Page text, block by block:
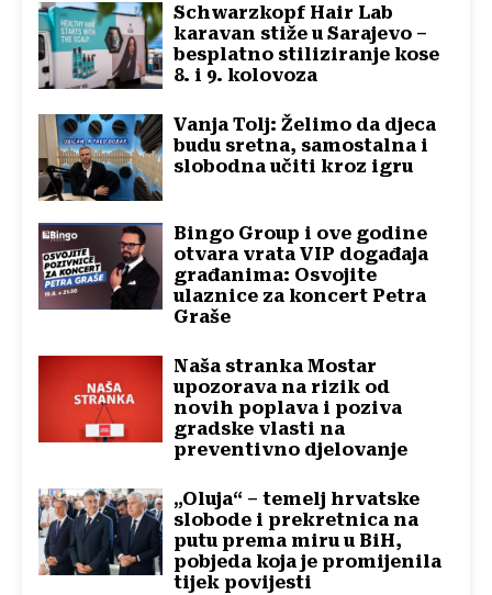
Schwarzkopf Hair Lab
karavan stiže u Sarajevo –
besplatno stiliziranje kose
8. i 9. kolovoza
Vanja Tolj: Želimo da djeca
budu sretna, samostalna i
slobodna učiti kroz igru
Bingo Group i ove godine
otvara vrata VIP događaja
građanima: Osvojite
ulaznice za koncert Petra
Graše
Naša stranka Mostar
upozorava na rizik od
novih poplava i poziva
gradske vlasti na
preventivno djelovanje
„Oluja“ – temelj hrvatske
slobode i prekretnica na
putu prema miru u BiH,
pobjeda koja je promijenila
tijek povijesti